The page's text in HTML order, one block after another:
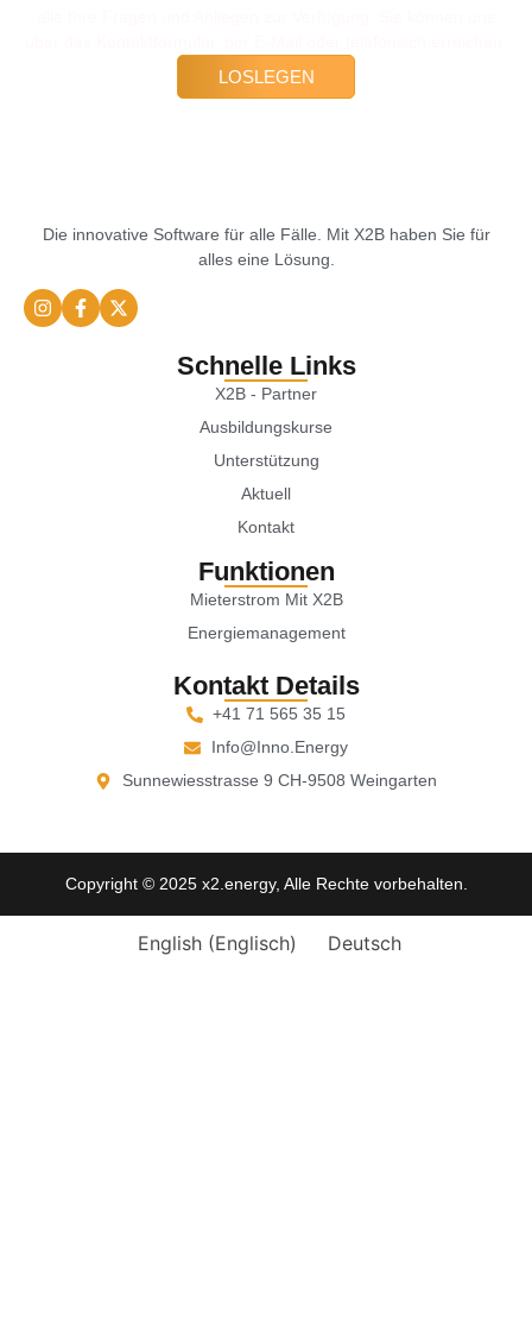
LOSLEGEN
Die innovative Software für alle Fälle. Mit X2B haben Sie für
alles eine Lösung.
Schnelle Links
X2B - Partner
Ausbildungskurse
Unterstützung
Aktuell
Kontakt
Funktionen
Mieterstrom Mit X2B
Energiemanagement
Kontakt Details
+41 71 565 35 15
Info@inno.energy
Sunnewiesstrasse 9 CH-9508 Weingarten
Copyright © 2025 x2.energy, Alle Rechte vorbehalten.
English (Englisch) Deutsch